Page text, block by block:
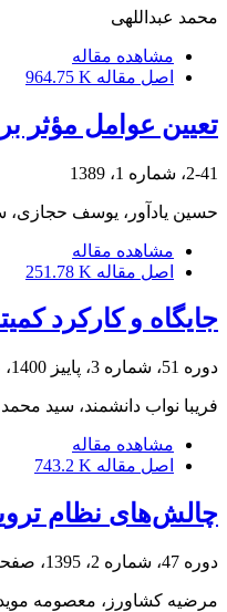
محمد عبداللهی
مشاهده مقاله
اصل مقاله 964.75 K
تعیین عوامل مؤثر
2-41، شماره 1، 1389
حسین یادآور، یوسف حجازی،
مشاهده مقاله
اصل مقاله 251.78 K
جایگاه و کارکرد
دوره 51، شماره 3، پاییز 1400، صفحه
فریبا نواب دانشمند، سید
مشاهده مقاله
اصل مقاله 743.2 K
چالش‌های نظام
دوره 47، شماره 2، 1395، صفحه
مرضیه کشاورز، معصومه